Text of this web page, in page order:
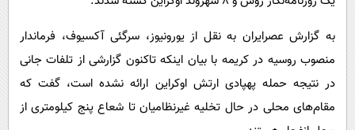
به گزارش عصرایران به نقل از یورونیوز، سرگئی آکسیوف، فرماندار
منصوب روسیه در کریمه با بیان اینکه تاکنون گزارشی از تلفات جانی
در نتیجه حمله پهپادی ارتش اوکراین ارائه نشده است، گفت که
مقام‌های محلی در حال تخلیه غیرنظامیان تا شعاع پنج کیلومتری از